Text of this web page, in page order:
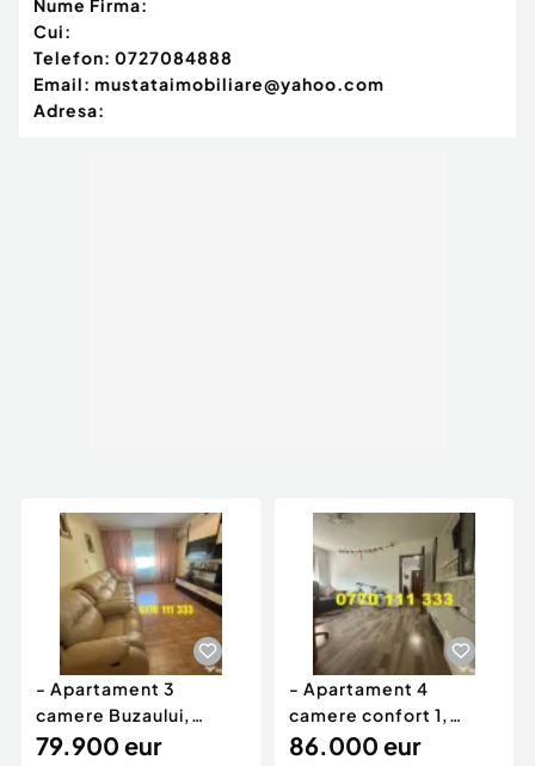
Nume Firma:
Cui:
Telefon: 0727084888
Email: mustataimobiliare@yahoo.com
Adresa:
- Apartament 3
camere Buzaului,
suprafata 66mp, etaj 2
79.900 eur
- Apartament 4
camere confort 1,
Hipodrom, etaj 2.
86.000 eur